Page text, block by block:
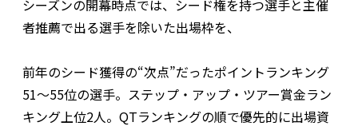
シーズンの開幕時点では、シード権を持つ選手と主催
者推薦で出る選手を除いた出場枠を、
前年のシード獲得の“次点”だったポイントランキング
51～55位の選手。ステップ・アップ・ツアー賞金ラン
キング上位2人。QTランキングの順で優先的に出場資